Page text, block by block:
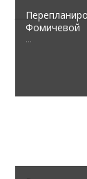
Фомичевой
...